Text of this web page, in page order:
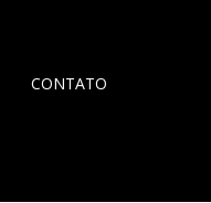
CONTATO